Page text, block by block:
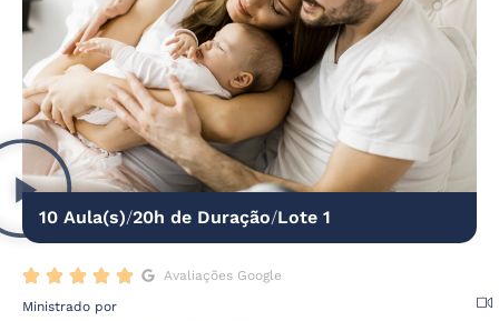
10 Aula(s)/20h de Duração/Lote 1
Avaliações Google
Ministrado por